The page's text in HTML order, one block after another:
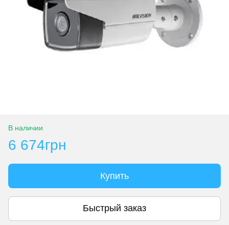
В наличии
6 674грн
Купить
Быстрый заказ